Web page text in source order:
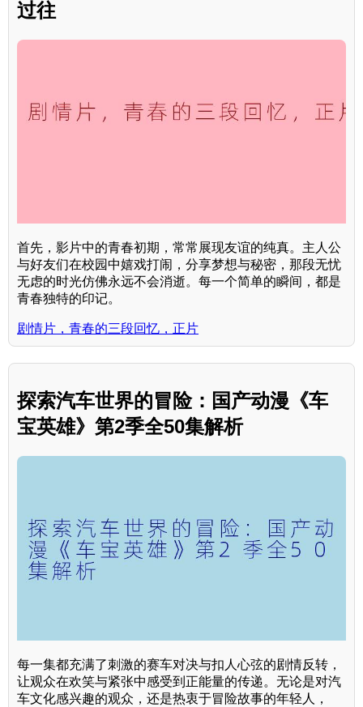
过往
首先，影片中的青春初期，常常展现友谊的纯真。主人公
与好友们在校园中嬉戏打闹，分享梦想与秘密，那段无忧
无虑的时光仿佛永远不会消逝。每一个简单的瞬间，都是
青春独特的印记。
剧情片，青春的三段回忆，正片
探索汽车世界的冒险：国产动漫《车
宝英雄》第2季全50集解析
每一集都充满了刺激的赛车对决与扣人心弦的剧情反转，
让观众在欢笑与紧张中感受到正能量的传递。无论是对汽
车文化感兴趣的观众，还是热衷于冒险故事的年轻人，